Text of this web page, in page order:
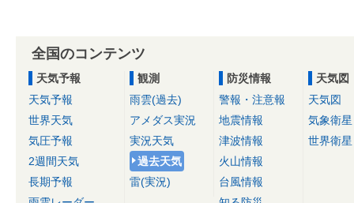
全国のコンテンツ
天気予報
天気予報
世界天気
気圧予報
2週間天気
長期予報
観測
雨雲(過去)
アメダス実況
実況天気
過去天気
雷(実況)
防災情報
警報・注意報
地震情報
津波情報
火山情報
台風情報
天気図
天気図
気象衛星
世界衛星